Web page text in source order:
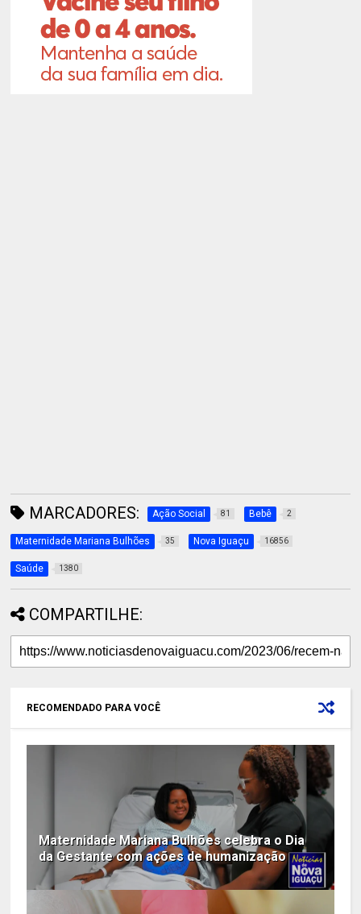
MARCADORES: Ação Social 81 Bebê 2
Maternidade Mariana Bulhões 35 Nova Iguaçu 16856
Saúde 1380
COMPARTILHE:
RECOMENDADO PARA VOCÊ
Maternidade Mariana Bulhões celebra o Dia
da Gestante com ações de humanização